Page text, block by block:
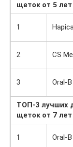
щеток от 5 лет
1
2 CS
3 Oral-
ТОП-3 лучших
щеток от 7 лет
1 Oral-